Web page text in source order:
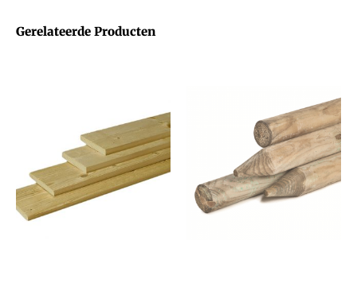
Gerelateerde Producten